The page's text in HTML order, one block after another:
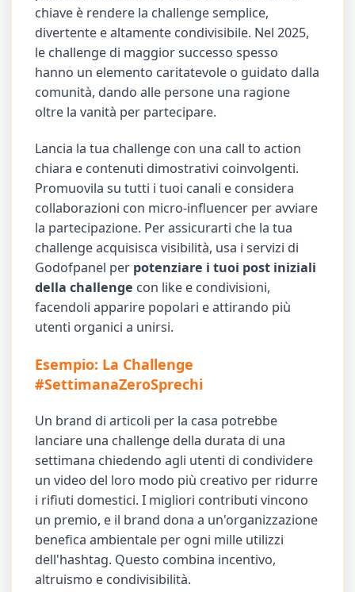
chiave è rendere la challenge semplice,
divertente e altamente condivisibile. Nel 2025,
le challenge di maggior successo spesso
hanno un elemento caritatevole o guidato dalla
comunità, dando alle persone una ragione
oltre la vanità per partecipare.
Lancia la tua challenge con una call to action
chiara e contenuti dimostrativi coinvolgenti.
Promuovila su tutti i tuoi canali e considera
collaborazioni con micro-influencer per avviare
la partecipazione. Per assicurarti che la tua
challenge acquisisca visibilità, usa i servizi di
Godofpanel per potenziare i tuoi post iniziali
della challenge con like e condivisioni,
facendoli apparire popolari e attirando più
utenti organici a unirsi.
Esempio: La Challenge
#SettimanaZeroSprechi
Un brand di articoli per la casa potrebbe
lanciare una challenge della durata di una
settimana chiedendo agli utenti di condividere
un video del loro modo più creativo per ridurre
i rifiuti domestici. I migliori contributi vincono
un premio, e il brand dona a un'organizzazione
benefica ambientale per ogni mille utilizzi
dell'hashtag. Questo combina incentivo,
altruismo e condivisibilità.